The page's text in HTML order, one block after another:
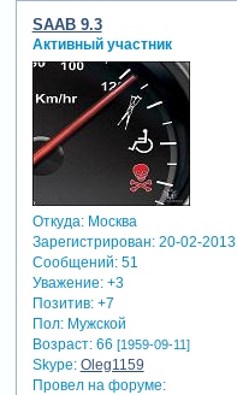
SAAB 9.3
Активный участник
Откуда:Москва
Зарегистрирован: 20-02-2013
Сообщений:51
Уважение: +3
Позитив: +7
Пол:Мужской
Возраст:66 [1959-09-11]
Skype: Oleg1159
Провел на форуме: